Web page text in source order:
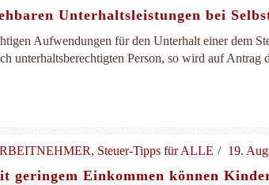
Unterhaltsleistungen bei
Aufwendungen für den Unterhalt einer dem
unterhaltsberechtigten Person, so wird auf Antrag
, Steuer-Tipps für ALLE 19.
geringem Einkommen können